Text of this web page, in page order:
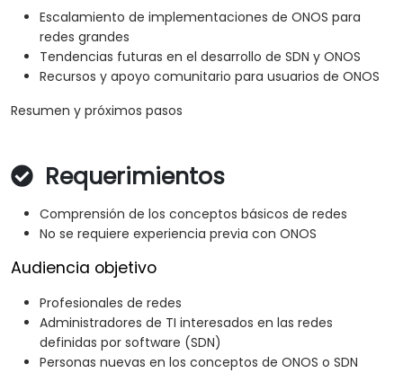
Escalamiento de implementaciones de ONOS para
redes grandes
Tendencias futuras en el desarrollo de SDN y ONOS
Recursos y apoyo comunitario para usuarios de ONOS
Resumen y próximos pasos
Requerimientos
Comprensión de los conceptos básicos de redes
No se requiere experiencia previa con ONOS
Audiencia objetivo
Profesionales de redes
Administradores de TI interesados en las redes
definidas por software (SDN)
Personas nuevas en los conceptos de ONOS o SDN